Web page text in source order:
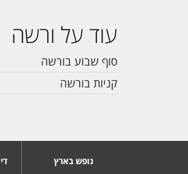
עוד על ורשה
סוף שבוע בורשה
קניות בורשה
נופש בארץ